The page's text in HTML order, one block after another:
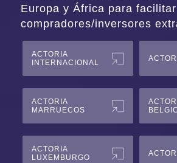
Europa y África para
compradores/inversores
ACTORIA
INTERNACIONAL
ACTORIA
MARRUECOS
ACTORIA
LUXEMBURGO